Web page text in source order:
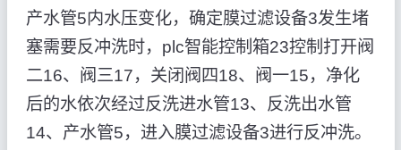
产水管5内水压变化，确定膜过滤设备3发生堵
塞需要反冲洗时，plc智能控制箱23控制打开阀
二16、阀三17，关闭阀四18、阀一15，净化
后的水依次经过反洗进水管13、反洗出水管
14、产水管5，进入膜过滤设备3进行反冲洗。